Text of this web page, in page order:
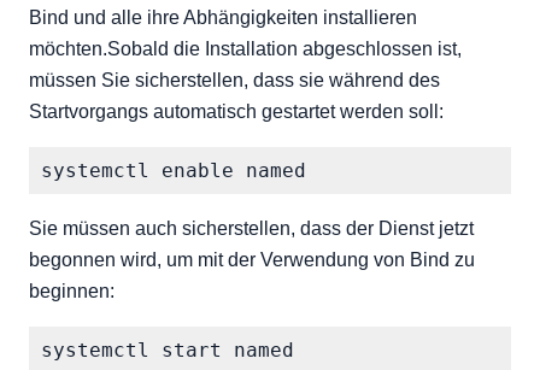
Bind und alle ihre Abhängigkeiten installieren
möchten.Sobald die Installation abgeschlossen ist,
müssen Sie sicherstellen, dass sie während des
Startvorgangs automatisch gestartet werden soll:
Sie müssen auch sicherstellen, dass der Dienst jetzt
begonnen wird, um mit der Verwendung von Bind zu
beginnen: